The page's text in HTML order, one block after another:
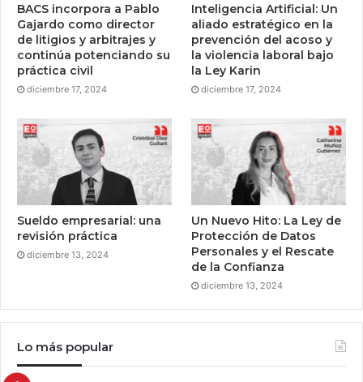
BACS incorpora a Pablo
Gajardo como director
de litigios y arbitrajes y
continúa potenciando su
práctica civil
diciembre 17, 2024
Inteligencia Artificial: Un
aliado estratégico en la
prevención del acoso y
la violencia laboral bajo
la Ley Karin
diciembre 17, 2024
Sueldo empresarial: una
revisión práctica
diciembre 13, 2024
Un Nuevo Hito: La Ley de
Protección de Datos
Personales y el Rescate
de la Confianza
diciembre 13, 2024
Lo más popular